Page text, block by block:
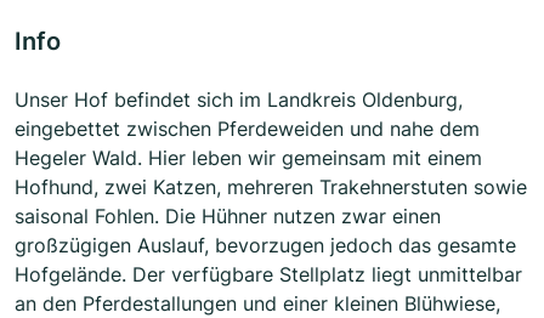
Info
Unser Hof befindet sich im Landkreis Oldenburg,
eingebettet zwischen Pferdeweiden und nahe dem
Hegeler Wald. Hier leben wir gemeinsam mit einem
Hofhund, zwei Katzen, mehreren Trakehnerstuten sowie
saisonal Fohlen. Die Hühner nutzen zwar einen
großzügigen Auslauf, bevorzugen jedoch das gesamte
Hofgelände. Der verfügbare Stellplatz liegt unmittelbar
an den Pferdestallungen und einer kleinen Blühwiese,